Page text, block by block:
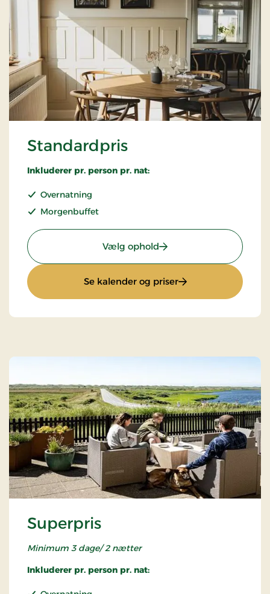
Standardpris
Inkluderer pr. person pr. nat:
Overnatning
Morgenbuffet
Vælg ophold: Standardpris
Se kalender og priser: Standardpris
Superpris
Minimum 3 dage/ 2 nætter
Inkluderer pr. person pr. nat: